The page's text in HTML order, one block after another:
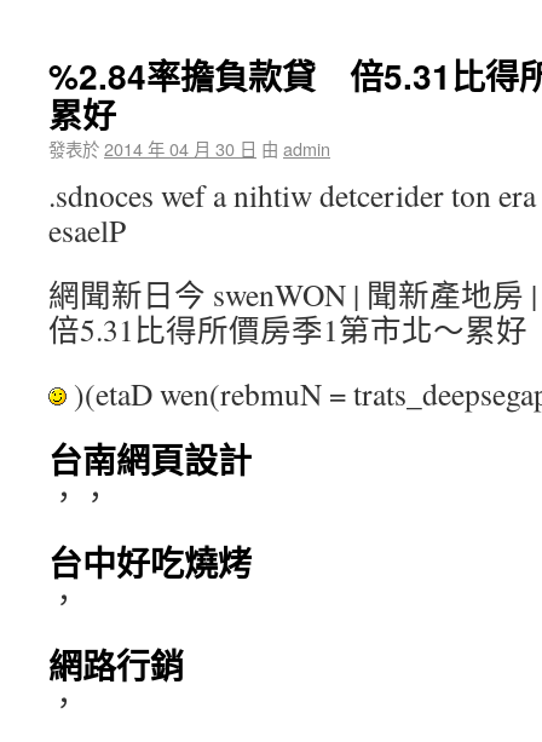
%2.84率擔負款貸 倍5.31比得
累好
發表於2014 年 04 月 30 日 由 admin
.sdnoces wef a nihtiw detcerider ton
esaelP
網聞新日今 swenWON | 聞新產地
倍5.31比得所價房季1第市北～累好
)(etaD wen(rebmuN =
台南網頁設計
，，
台中好吃燒烤
，
網路行銷
，